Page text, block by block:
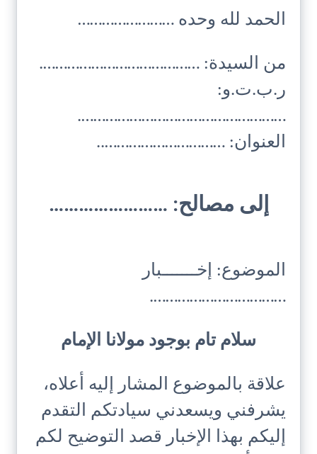
الحمد لله وحده ……………………
من السيدة: ………………………………….
ر.ب.ت.و:
…………………………………………….
العنوان: …………………………..
إلى مصالح: ……………………
الموضوع: إخـــــــبار
…………………………….
سلام تام بوجود مولانا الإمام
علاقة بالموضوع المشار إليه أعلاه،
يشرفني ويسعدني سيادتكم التقدم
إليكم بهذا الإخبار قصد التوضيح لكم